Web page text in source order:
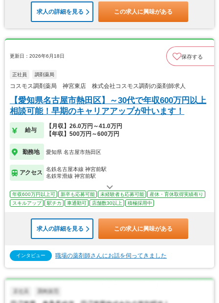
求人の詳細を見る この求人に興味がある
更新日：2026年6月18日 保存する
正社員 調剤薬局
コスモス調剤薬局 神宮東店 株式会社コスモス調剤の薬剤師求人
【愛知県名古屋市熱田区】～30代で年収600万円以上
相談可能！早期のキャリアアップが叶います！
給与
【月収】26.0万円～41.0万円
【年収】500万円～600万円
勤務地 愛知県 名古屋市熱田区
アクセス
名鉄名古屋本線 神宮前駅
名鉄常滑線 神宮前駅
年収600万円以上可 新卒も応募可能 未経験者も応募可能
産休・育休取得実績有り
スキルアップ
駅チカ 車通勤可 店舗数30以上 積極採用中
求人の詳細を見る この求人に興味がある
インタビュー 職場の薬剤師さんにお話を伺ってきました